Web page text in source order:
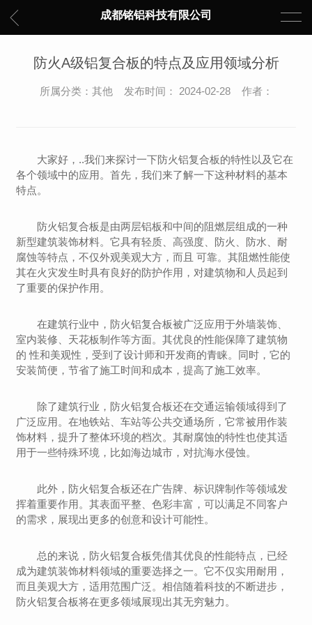
成都铭铝科技有限公司
防火A级铝复合板的特点及应用领域分析
所属分类：其他 发布时间： 2024-02-28 作者：
大家好，..我们来探讨一下防火铝复合板的特性以及它在
各个领域中的应用。首先，我们来了解一下这种材料的基本
特点。
防火铝复合板是由两层铝板和中间的阻燃层组成的一种
新型建筑装饰材料。它具有轻质、高强度、防火、防水、耐
腐蚀等特点，不仅外观美观大方，而且 可靠。其阻燃性能使
其在火灾发生时具有良好的防护作用，对建筑物和人员起到
了重要的保护作用。
在建筑行业中，防火铝复合板被广泛应用于外墙装饰、
室内装修、天花板制作等方面。其优良的性能保障了建筑物
的 性和美观性，受到了设计师和开发商的青睐。同时，它的
安装简便，节省了施工时间和成本，提高了施工效率。
除了建筑行业，防火铝复合板还在交通运输领域得到了
广泛应用。在地铁站、车站等公共交通场所，它常被用作装
饰材料，提升了整体环境的档次。其耐腐蚀的特性也使其适
用于一些特殊环境，比如海边城市，对抗海水侵蚀。
此外，防火铝复合板还在广告牌、标识牌制作等领域发
挥着重要作用。其表面平整、色彩丰富，可以满足不同客户
的需求，展现出更多的创意和设计可能性。
总的来说，防火铝复合板凭借其优良的性能特点，已经
成为建筑装饰材料领域的重要选择之一。它不仅实用耐用，
而且美观大方，适用范围广泛。相信随着科技的不断进步，
防火铝复合板将在更多领域展现出其无穷魅力。